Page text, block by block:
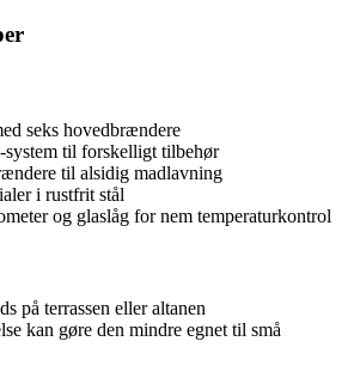
seks hovedbrændere
system til forskelligt tilbehør
til alsidig madlavning
i rustfrit stål
og glaslåg for nem temperaturkontrol
på terrassen eller altanen
kan gøre den mindre egnet til små